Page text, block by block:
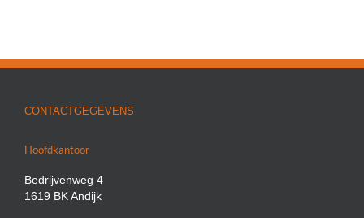
CONTACTGEGEVENS
Hoofdkantoor
Bedrijvenweg 4
1619 BK Andijk